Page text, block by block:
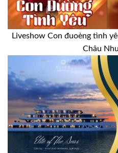
Liveshow Con đuoèng tình
Châu